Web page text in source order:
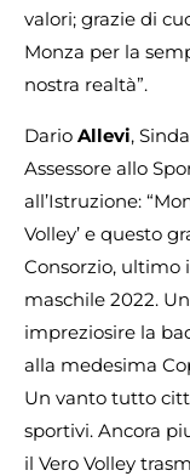
valori; grazie di
Monza per la
nostra realtà”.
Dario Allevi,
Assessore allo
all’Istruzione:
Volley’ e questo
Consorzio, ultimo
maschile 2022.
impreziosire la
alla medesima
Un vanto tutto
sportivi. Ancora
il Vero Volley